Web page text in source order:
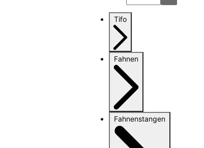
Tifo
Fahnen
Fahnenstangen